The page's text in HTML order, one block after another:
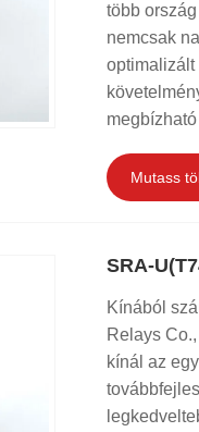
több
nemcsak
optimalizált
Mutass
SRA-
Kínából
Relays
kínál az